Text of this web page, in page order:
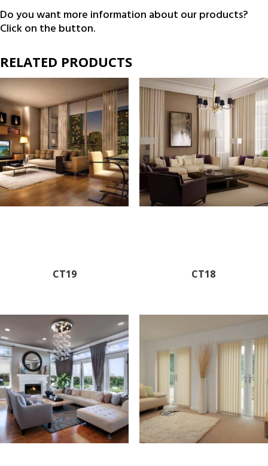
Do you want more information about our products?
Click on the button.
RELATED PRODUCTS
CT19 CT18